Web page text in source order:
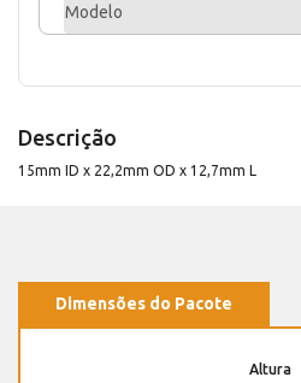
Modelo
Descrição
15mm ID x 22,2mm OD x 12,7mm L
Dimensões do Pacote
Altura